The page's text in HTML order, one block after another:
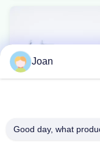
Joan
Good day, what